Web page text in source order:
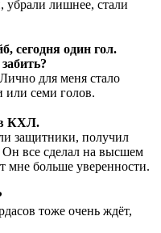
лишнее, стали
сегодня один гол.
для меня стало
или семи голов.
КХЛ.
защитники, получил
Он все сделал на высшем
мне больше уверенности.
тоже очень ждёт,